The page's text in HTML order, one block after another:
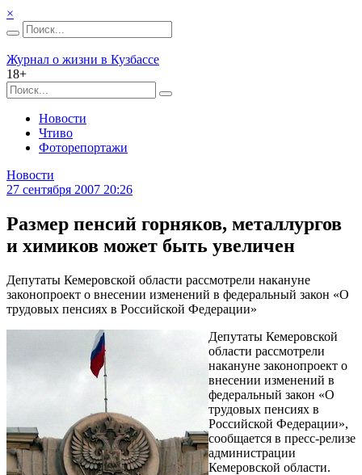
×
Журнал о жизни в Кузбассе
18+
Новости
Чтиво
Фоторепортажи
Новости
27 сентября 2007 20:26
Размер пенсий горняков, металлургов
и химиков может быть увеличен
Депутаты Кемеровской области рассмотрели накануне
законопроект о внесении изменений в федеральный закон «О
трудовых пенсиях в Российской Федерации»
Депутаты Кемеровской
области рассмотрели
накануне законопроект о
внесении изменений в
федеральный закон «О
трудовых пенсиях в
Российской Федерации»,
сообщается в пресс-релизе
администрации
Кемеровской области.